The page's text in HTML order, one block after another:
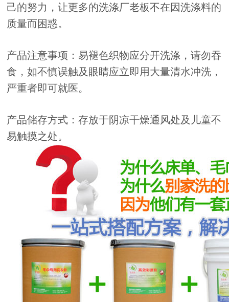
己的努力，让更多的洗涤厂老板不在因洗涤料的
质量而困惑。
产品注意事项：易褪色织物应分开洗涤，请勿吞
食，如不慎误触及眼睛应立即用大量清水冲洗，
严重者即可就医。
产品储存方式：存放于阴凉干燥通风处及儿童不
易触摸之处。